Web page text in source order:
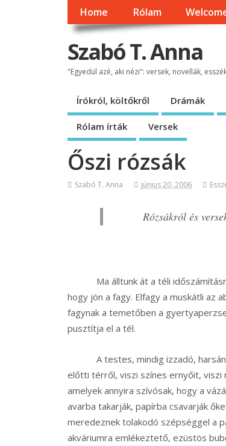
Home Rólam
Szabó T. Anna
"Egyedül azé, aki nézi": versek, novellák,
Írókról, költőkről Drámák
Rólam írták Versek
Őszi rózsák
Szabó T. Anna június 20, 2006
Rózsákról és
Ma álltunk át a téli
hogy jön a fagy. Elfagy a muskátli az
fagynak a temetőben a
pusztítja el a tél.
A testes, mindig izzadó,
előtti térről, viszi színes ernyőit, viszi
amelyek annyira szívósak, hogy a
avarba takarják, papírba csavarják
meredeznek tolakodó szépséggel a
akváriumra emlékeztető, ezüstös